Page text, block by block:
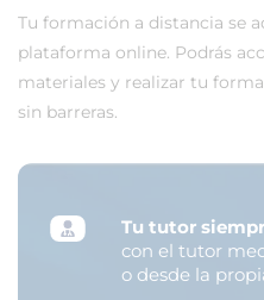
Tu formación a distancia se
plataforma online. Podrás
materiales y realizar tu
sin barreras.
Tu tutor
con el tutor
o desde la